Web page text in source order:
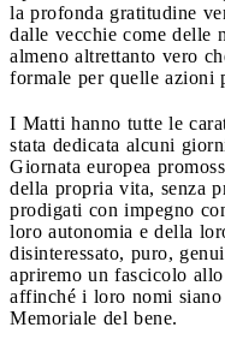
la profonda gratitudine
dalle vecchie come delle
almeno altrettanto vero
formale per quelle azioni
I Matti hanno tutte le
stata dedicata alcuni
Giornata europea
della propria vita, senza
prodigati con impegno
loro autonomia e della
disinteressato, puro,
apriremo un fascicolo
affinché i loro nomi
Memoriale del bene.